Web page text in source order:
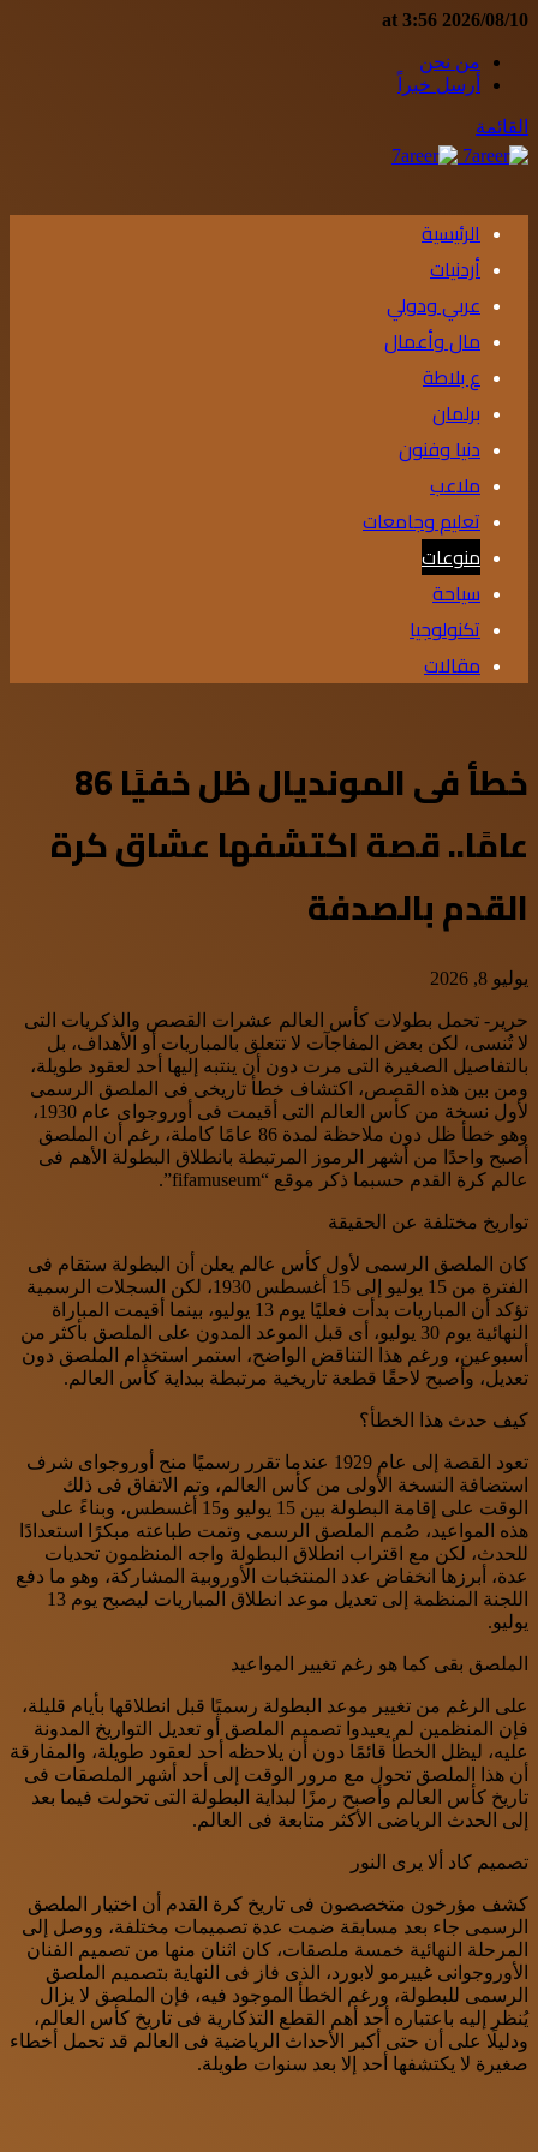
2026/08/10 at 3:56
من نحن
أرسل خبراً
القائمة
الرئيسية
أردنيات
عربي ودولي
مال وأعمال
ع بلاطة
برلمان
دنيا وفنون
ملاعب
تعليم وجامعات
منوعات
سياحة
تكنولوجيا
مقالات
خطأ فى المونديال ظل خفيًا 86
عامًا.. قصة اكتشفها عشاق كرة
القدم بالصدفة
يوليو 8, 2026
حرير- تحمل بطولات كأس العالم عشرات القصص والذكريات التى
لا تُنسى، لكن بعض المفاجآت لا تتعلق بالمباريات أو الأهداف، بل
بالتفاصيل الصغيرة التى مرت دون أن ينتبه إليها أحد لعقود طويلة،
ومن بين هذه القصص، اكتشاف خطأ تاريخى فى الملصق الرسمى
لأول نسخة من كأس العالم التى أقيمت فى أوروجواى عام 1930،
وهو خطأ ظل دون ملاحظة لمدة 86 عامًا كاملة، رغم أن الملصق
أصبح واحدًا من أشهر الرموز المرتبطة بانطلاق البطولة الأهم فى
عالم كرة القدم حسبما ذكر موقع “fifamuseum”.
تواريخ مختلفة عن الحقيقة
كان الملصق الرسمى لأول كأس عالم يعلن أن البطولة ستقام فى
الفترة من 15 يوليو إلى 15 أغسطس 1930، لكن السجلات الرسمية
تؤكد أن المباريات بدأت فعليًا يوم 13 يوليو، بينما أقيمت المباراة
النهائية يوم 30 يوليو، أى قبل الموعد المدون على الملصق بأكثر من
أسبوعين، ورغم هذا التناقض الواضح، استمر استخدام الملصق دون
تعديل، وأصبح لاحقًا قطعة تاريخية مرتبطة ببداية كأس العالم.
كيف حدث هذا الخطأ؟
تعود القصة إلى عام 1929 عندما تقرر رسميًا منح أوروجواى شرف
استضافة النسخة الأولى من كأس العالم، وتم الاتفاق فى ذلك
الوقت على إقامة البطولة بين 15 يوليو و15 أغسطس، وبناءً على
هذه المواعيد، صُمم الملصق الرسمى وتمت طباعته مبكرًا استعدادًا
للحدث، لكن مع اقتراب انطلاق البطولة واجه المنظمون تحديات
عدة، أبرزها انخفاض عدد المنتخبات الأوروبية المشاركة، وهو ما دفع
اللجنة المنظمة إلى تعديل موعد انطلاق المباريات ليصبح يوم 13
يوليو.
الملصق بقى كما هو رغم تغيير المواعيد
على الرغم من تغيير موعد البطولة رسميًا قبل انطلاقها بأيام قليلة،
فإن المنظمين لم يعيدوا تصميم الملصق أو تعديل التواريخ المدونة
عليه، ليظل الخطأ قائمًا دون أن يلاحظه أحد لعقود طويلة، والمفارقة
أن هذا الملصق تحول مع مرور الوقت إلى أحد أشهر الملصقات فى
تاريخ كأس العالم وأصبح رمزًا لبداية البطولة التى تحولت فيما بعد
إلى الحدث الرياضى الأكثر متابعة فى العالم.
تصميم كاد ألا يرى النور
كشف مؤرخون متخصصون فى تاريخ كرة القدم أن اختيار الملصق
الرسمى جاء بعد مسابقة ضمت عدة تصميمات مختلفة، ووصل إلى
المرحلة النهائية خمسة ملصقات، كان اثنان منها من تصميم الفنان
الأوروجوانى غييرمو لابورد، الذى فاز فى النهاية بتصميم الملصق
الرسمى للبطولة، ورغم الخطأ الموجود فيه، فإن الملصق لا يزال
يُنظر إليه باعتباره أحد أهم القطع التذكارية فى تاريخ كأس العالم،
ودليلًا على أن حتى أكبر الأحداث الرياضية فى العالم قد تحمل أخطاء
صغيرة لا يكتشفها أحد إلا بعد سنوات طويلة.